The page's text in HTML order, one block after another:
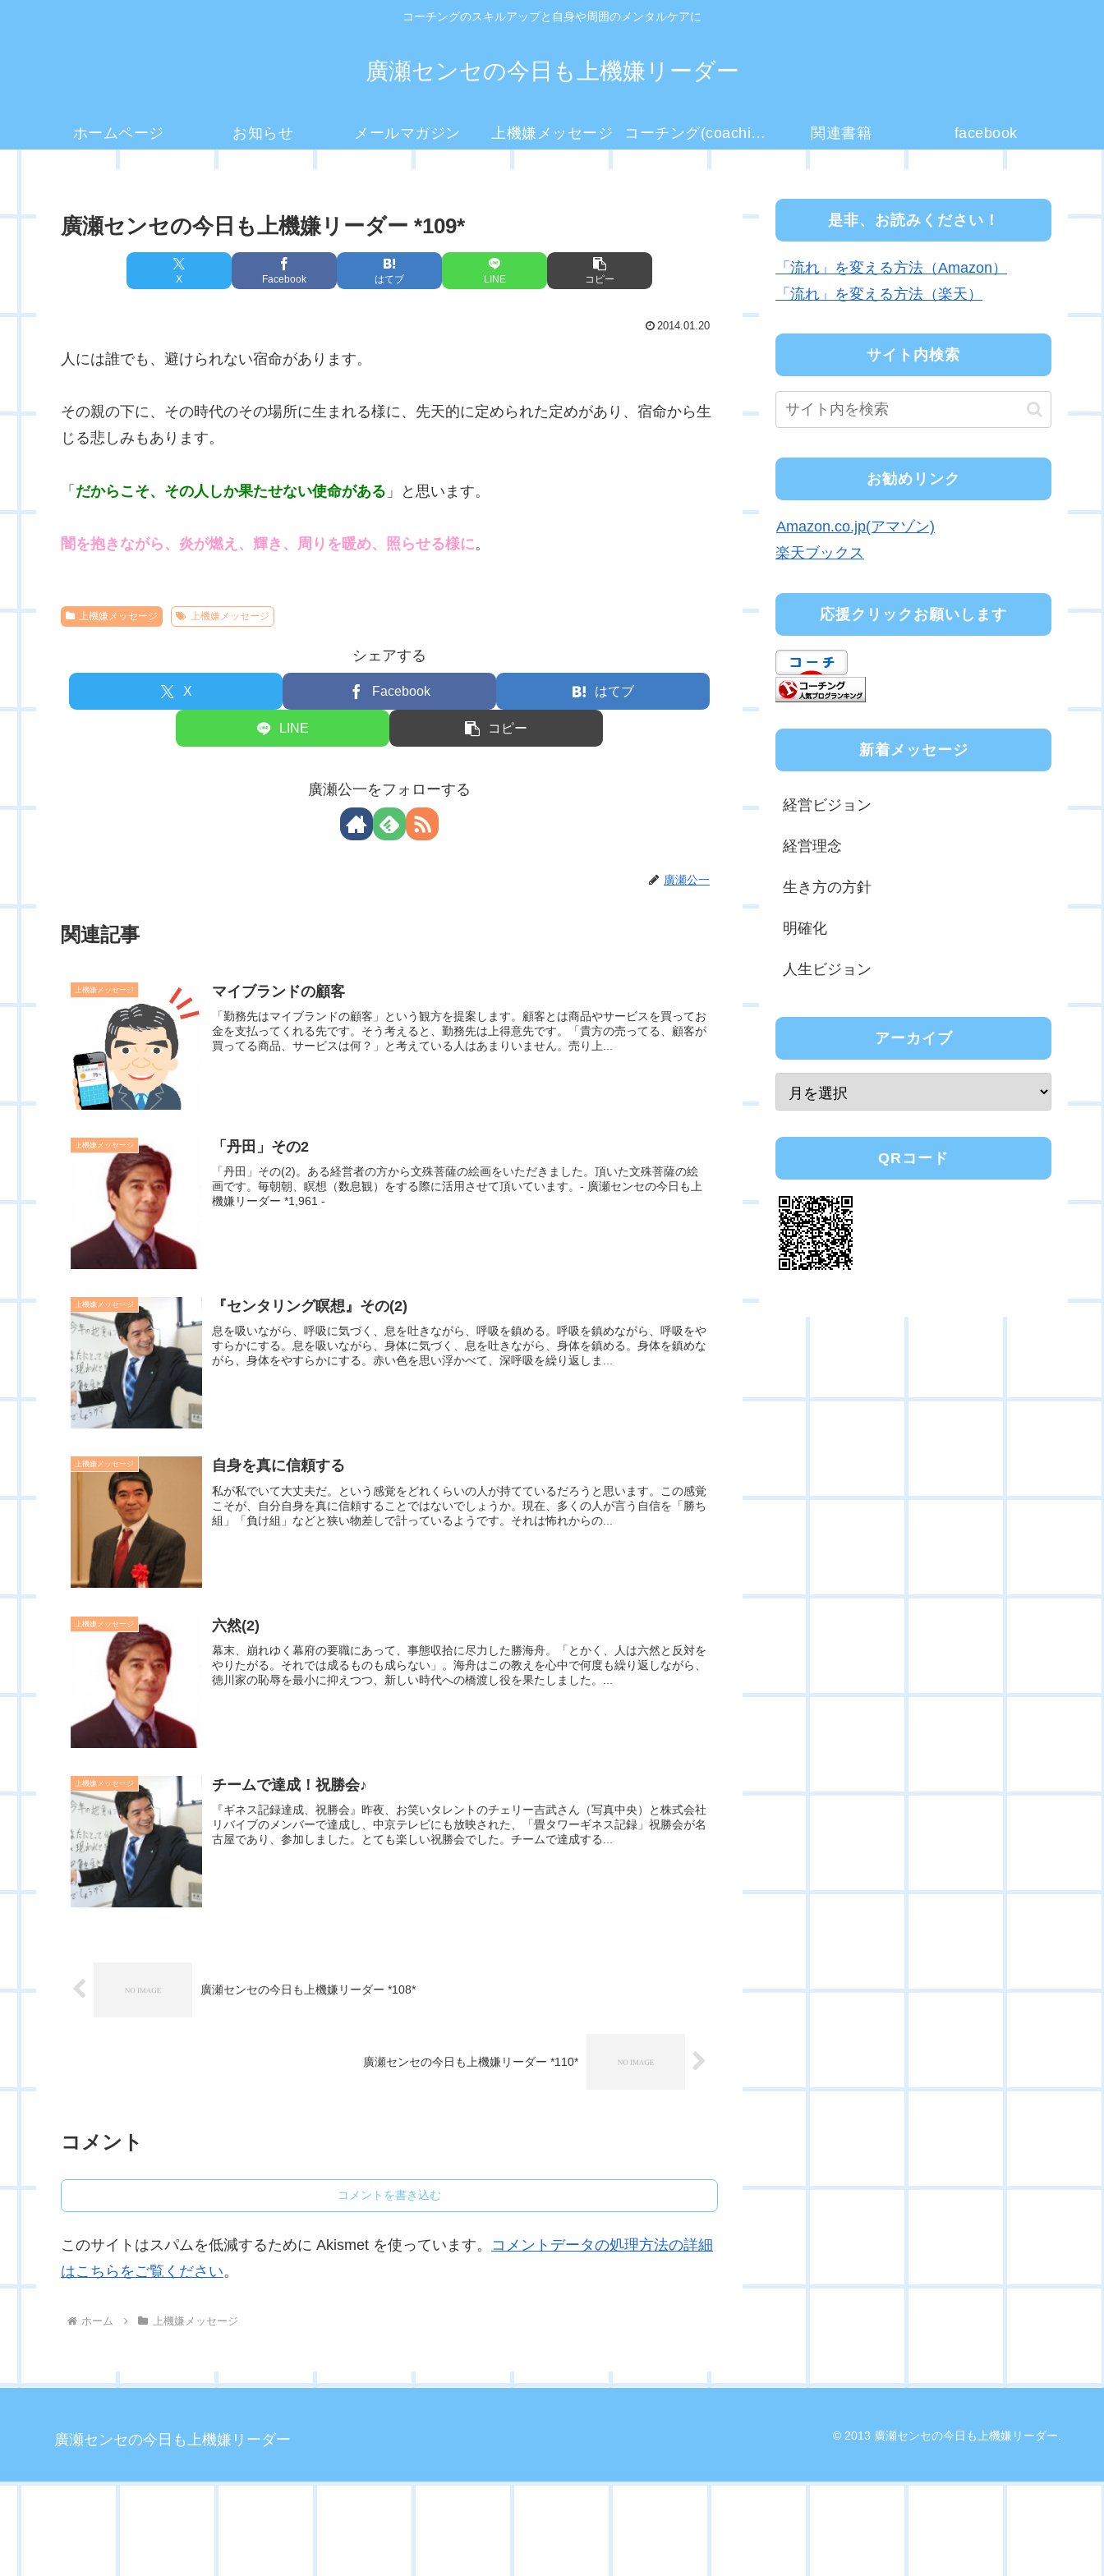
コーチングのスキルアップと自身や周囲のメンタルケアに
廣瀬センセの今日も上機嫌リーダー
ホームページ お知らせ メールマガジン 上機嫌メッセージ コーチング(coaching)とは？ 関連書籍 facebook
廣瀬センセの今日も上機嫌リーダー *109*
X Facebook はてブ LINE コピー
2014.01.20
人には誰でも、避けられない宿命があります。
その親の下に、その時代のその場所に生まれる様に、先天的に定められた定めがあり、宿命から生
じる悲しみもあります。
「 だからこそ、その人しか果たせない使命がある 」と思います。
闇を抱きながら、炎が燃え、輝き、周りを暖め、照らせる様に。
上機嫌メッセージ 上機嫌メッセージ
シェアする
X Facebook はてブ
LINE コピー
廣瀬公一をフォローする
廣瀬公一
関連記事
上機嫌メッセージ マイブランドの顧客
「勤務先はマイブランドの顧客」という観方を提案します。顧客とは商品やサービスを買ってお
金を支払ってくれる先です。そう考えると、勤務先は上得意先です。「貴方の売ってる、顧客が
買ってる商品、サービスは何？」と考えている人はあまりいません。売り上...
上機嫌メッセージ 「丹田」その2
「丹田」その(2)。ある経営者の方から文殊菩薩の絵画をいただきました。頂いた文殊菩薩の絵
画です。毎朝朝、瞑想（数息観）をする際に活用させて頂いています。- 廣瀬センセの今日も上
機嫌リーダー *1,961 -
上機嫌メッセージ 『センタリング瞑想』その(2)
息を吸いながら、呼吸に気づく、息を吐きながら、呼吸を鎮める。呼吸を鎮めながら、呼吸をや
すらかにする。息を吸いながら、身体に気づく、息を吐きながら、身体を鎮める。身体を鎮めな
がら、身体をやすらかにする。赤い色を思い浮かべて、深呼吸を繰り返しま...
上機嫌メッセージ 自身を真に信頼する
私が私でいて大丈夫だ。という感覚をどれくらいの人が持てているだろうと思います。この感覚
こそが、自分自身を真に信頼することではないでしょうか。現在、多くの人が言う自信を「勝ち
組」「負け組」などと狭い物差しで計っているようです。それは怖れからの...
上機嫌メッセージ 六然(2)
幕末、崩れゆく幕府の要職にあって、事態収拾に尽力した勝海舟。「とかく、人は六然と反対を
やりたがる。それでは成るものも成らない」。海舟はこの教えを心中で何度も繰り返しながら、
徳川家の恥辱を最小に抑えつつ、新しい時代への橋渡し役を果たしました。...
上機嫌メッセージ チームで達成！祝勝会♪
『ギネス記録達成、祝勝会』昨夜、お笑いタレントのチェリー吉武さん（写真中央）と株式会社
リバイブのメンバーで達成し、中京テレビにも放映された、「畳タワーギネス記録」祝勝会が名
古屋であり、参加しました。とても楽しい祝勝会でした。チームで達成する...
廣瀬センセの今日も上機嫌リーダー *108*
廣瀬センセの今日も上機嫌リーダー *110*
コメント
コメントを書き込む
このサイトはスパムを低減するために Akismet を使っています。 コメントデータの処理方法の詳細
はこちらをご覧ください。
ホーム 上機嫌メッセージ
是非、お読みください！
「流れ」を変える方法（Amazon）
「流れ」を変える方法（楽天）
サイト内検索
お勧めリンク
Amazon.co.jp(アマゾン)
楽天ブックス
応援クリックお願いします
新着メッセージ
経営ビジョン
経営理念
生き方の方針
明確化
人生ビジョン
アーカイブ
QRコード
廣瀬センセの今日も上機嫌リーダー © 2013 廣瀬センセの今日も上機嫌リーダー.